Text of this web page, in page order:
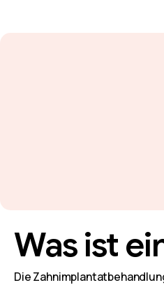
Was ist
Die